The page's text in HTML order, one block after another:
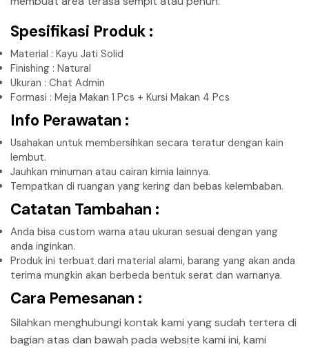
Spesifikasi Produk :
Material : Kayu Jati Solid
Finishing : Natural
Ukuran : Chat Admin
Formasi : Meja Makan 1 Pcs + Kursi Makan 4 Pcs
Info Perawatan :
Usahakan untuk membersihkan secara teratur dengan kain
lembut.
Jauhkan minuman atau cairan kimia lainnya.
Tempatkan di ruangan yang kering dan bebas kelembaban.
Catatan Tambahan :
Anda bisa custom warna atau ukuran sesuai dengan yang
anda inginkan.
Produk ini terbuat dari material alami, barang yang akan anda
terima mungkin akan berbeda bentuk serat dan warnanya.
Cara Pemesanan :
Silahkan menghubungi kontak kami yang sudah tertera di
bagian atas dan bawah pada website kami ini, kami